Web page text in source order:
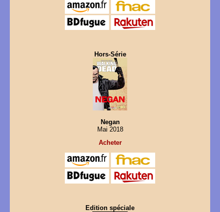
Hors-Série
Negan
Mai 2018
Acheter
Edition spéciale